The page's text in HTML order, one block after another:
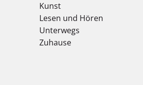
Kunst
Lesen und Hören
Unterwegs
Zuhause